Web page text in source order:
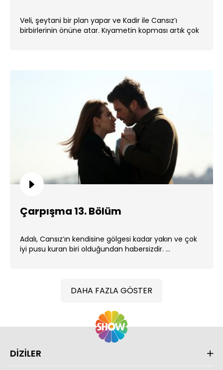
Veli, şeytani bir plan yapar ve Kadir ile Cansız’ı
birbirlerinin önüne atar. Kıyametin kopması artık çok
Çarpışma 13. Bölüm
Adalı, Cansız’ın kendisine gölgesi kadar yakın ve çok
iyi pusu kuran biri olduğundan habersizdir. ...
DAHA FAZLA GÖSTER
DİZİLER